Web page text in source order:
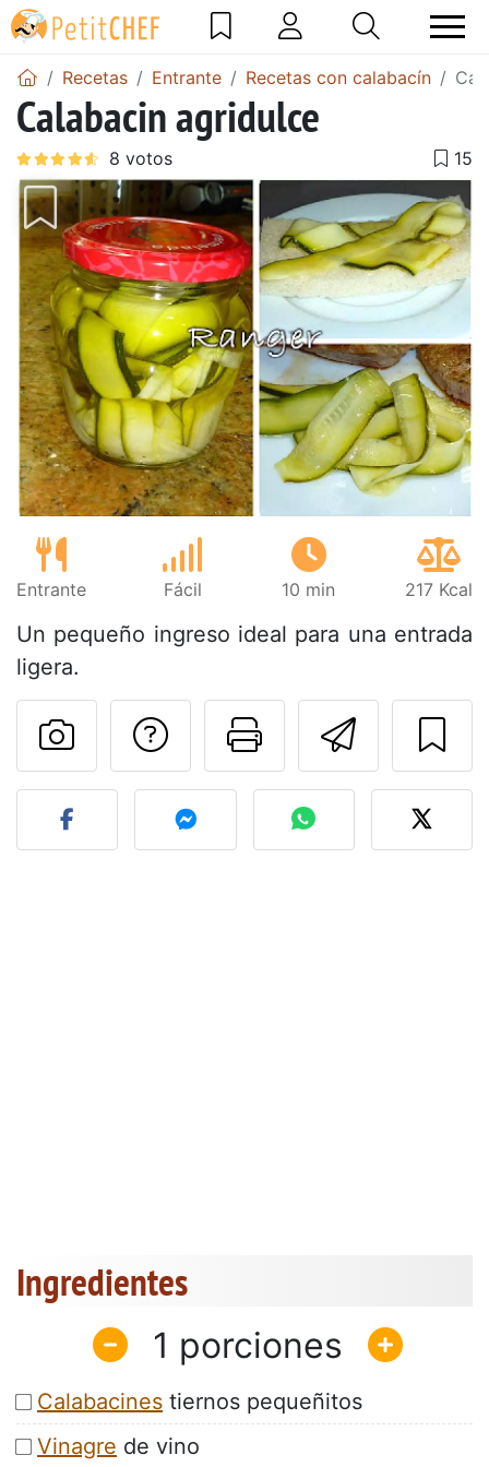
Recetas Entrante Recetas con calabacín
Calabacin agridulce
Entrante Fácil 10 min 217 Kcal
Un pequeño ingreso ideal para una entrada
ligera.
Imprimir
Preguntar al autor
Publicar la foto de esta
Ingredientes
1
Calabacines tiernos pequeñitos
Vinagre de vino